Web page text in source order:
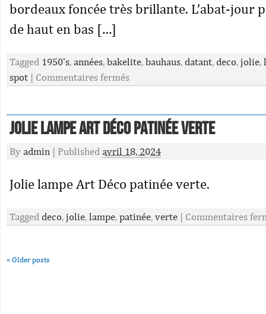
bordeaux foncée très brillante. L’abat-jour
de haut en bas […]
Tagged 1950's, années, bakelite, bauhaus, datant, deco, jolie,
spot | Commentaires fermés
Jolie lampe Art Déco patinée verte
By admin | Published avril 18, 2024
Jolie lampe Art Déco patinée verte.
Tagged deco, jolie, lampe, patinée, verte | Commentaires
« Older posts